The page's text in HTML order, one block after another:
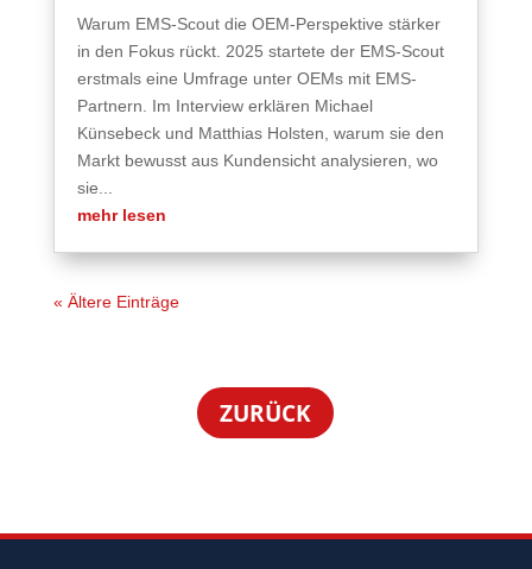
Warum EMS-Scout die OEM-Perspektive stärker
in den Fokus rückt. 2025 startete der EMS-Scout
erstmals eine Umfrage unter OEMs mit EMS-
Partnern. Im Interview erklären Michael
Künsebeck und Matthias Holsten, warum sie den
Markt bewusst aus Kundensicht analysieren, wo
sie...
mehr lesen
« Ältere Einträge
ZURÜCK